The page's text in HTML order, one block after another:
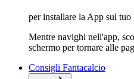
per installare la App sul tuo
Mentre navighi nell'app,
schermo per tornare alle
Consigli Fantacalcio